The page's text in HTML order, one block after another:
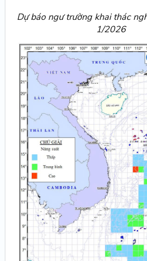
Dự báo ngư trường khai thác
1/2026